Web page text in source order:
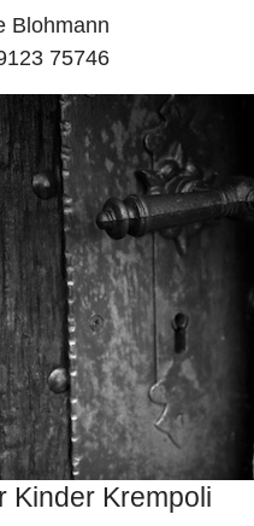
Blohmann
75746
Kinder Krempoli